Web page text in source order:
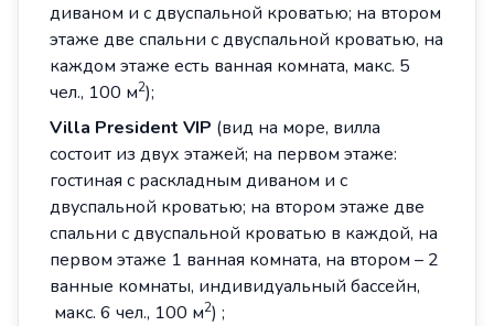
диваном и с двуспальной кроватью; на втором
этаже две спальни с двуспальной кроватью, на
каждом этаже есть ванная комната, макс. 5
чел., 100 м2);
Villa President VIP (вид на море, вилла
состоит из двух этажей; на первом этаже:
гостиная с раскладным диваном и с
двуспальной кроватью; на втором этаже две
спальни с двуспальной кроватью в каждой, на
первом этаже 1 ванная комната, на втором – 2
ванные комнаты, индивидуальный бассейн,
макс. 6 чел., 100 м2) ;